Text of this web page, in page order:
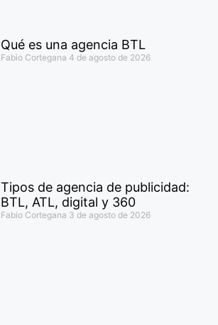
Qué es una agencia BTL
Fabio Cortegana 4 de agosto de 2026
Tipos de agencia de publicidad:
BTL, ATL, digital y 360
Fabio Cortegana 3 de agosto de 2026